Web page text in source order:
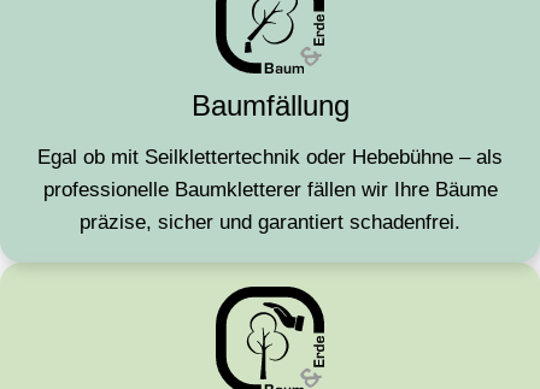
Baumfällung
Egal ob mit Seilklettertechnik oder Hebebühne – als
professionelle Baumkletterer fällen wir Ihre Bäume
präzise, sicher und garantiert schadenfrei.